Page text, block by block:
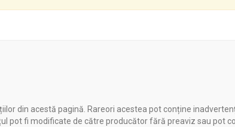
din acestă pagină. Rareori acestea pot conține
pot fi modificate de către producător fără preaviz sau pot